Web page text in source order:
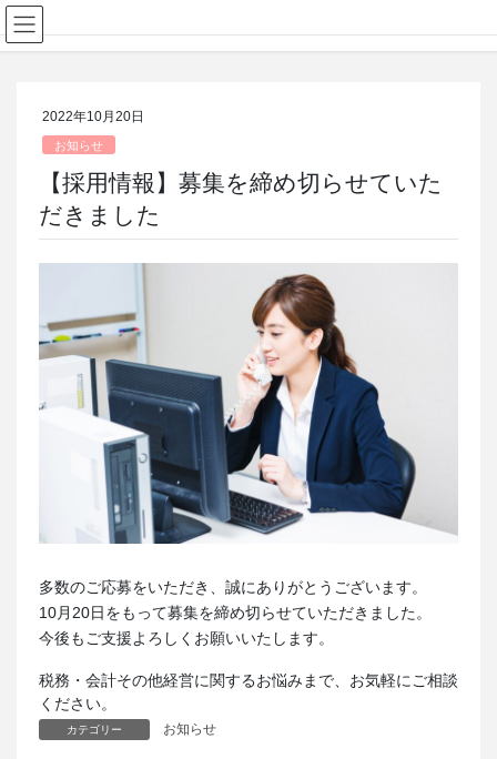
コ
ン
テ
ナ
ビ
ゲ
2022年10月20日
お知らせ
【採用情報】募集を締め切らせていた
だきました
多数のご応募をいただき、誠にありがとうございます。
10月20日をもって募集を締め切らせていただきました。
今後もご支援よろしくお願いいたします。
税務・会計その他経営に関するお悩みまで、お気軽にご相談
ください。
カテゴリー お知らせ